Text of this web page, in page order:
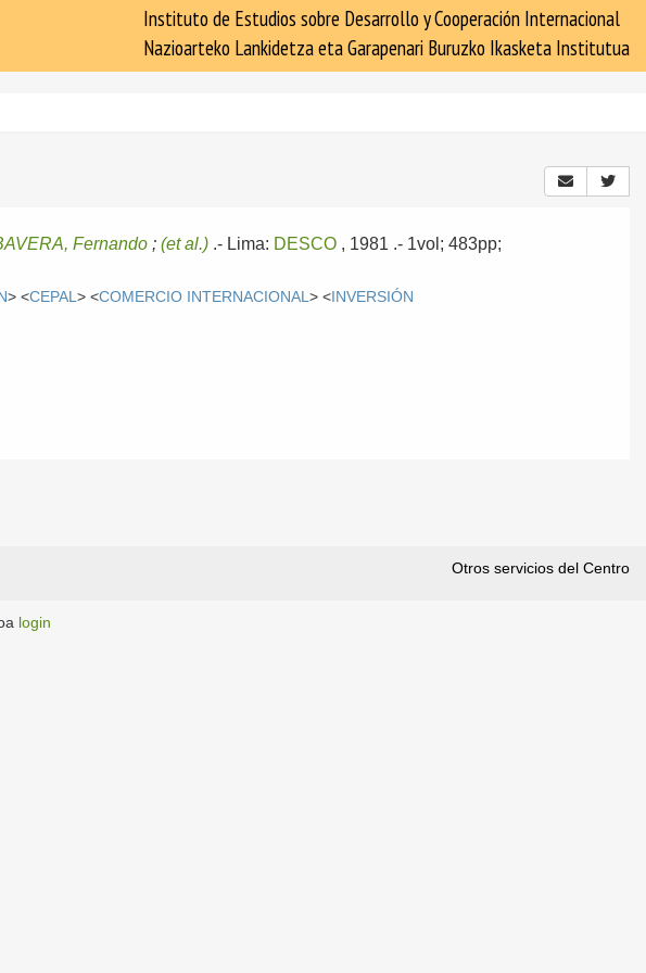
Instituto de Estudios sobre Desarrollo y Cooperación Internacional
Nazioarteko Lankidetza eta Garapenari Buruzko Ikasketa Institutua
Fernando ;(et al.) .- Lima: DESCO , 1981 .- 1vol; 483pp;
> <CEPAL> <COMERCIO INTERNACIONAL> <INVERSIÓN
Otros servicios del Centro
login